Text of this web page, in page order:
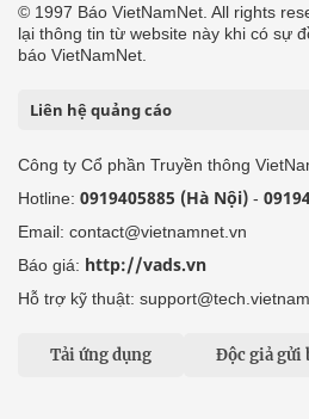
© 1997 Báo VietNamNet. All rights
lại thông tin từ website này khi có sự
báo VietNamNet.
Liên hệ quảng cáo
Công ty Cổ phần Truyền thông
Hotline: 0919405885 (Hà Nội) -
Email: contact@vietnamnet.vn
Báo giá: http://vads.vn
Hỗ trợ kỹ thuật:
Tải ứng dụng Độc giả gửi